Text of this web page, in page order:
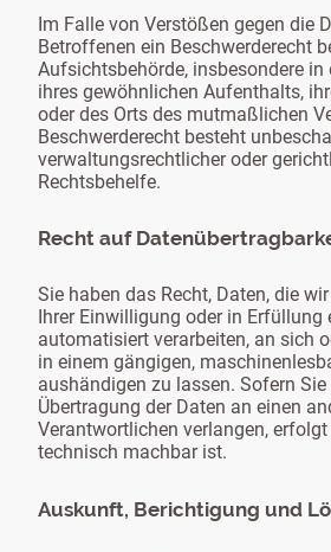
Im Falle von Verstößen gegen die
Betroffenen ein Beschwerderecht
Aufsichtsbehörde, insbesondere
ihres gewöhnlichen Aufenthalts,
oder des Orts des mutmaßlichen
Beschwerderecht besteht
verwaltungsrechtlicher oder
Rechtsbehelfe.
Recht auf
Sie haben das Recht, Daten, die
Ihrer Einwilligung oder in Erfüllung
automatisiert verarbeiten, an sich
in einem gängigen,
aushändigen zu lassen. Sofern
Übertragung der Daten an einen
Verantwortlichen verlangen,
technisch machbar ist.
Auskunft, Berichtigung und